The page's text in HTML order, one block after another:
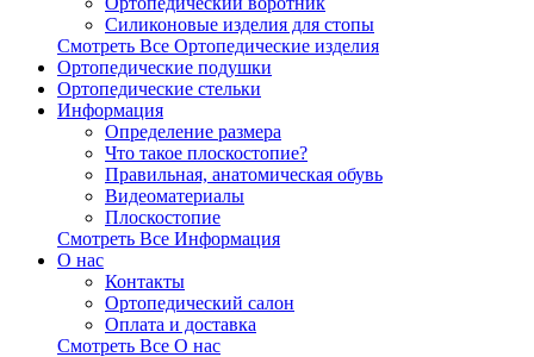
Силиконовые изделия для стопы
Смотреть Все Ортопедические изделия
Ортопедические подушки
Ортопедические стельки
Информация
Определение размера
Что такое плоскостопие?
Правильная, анатомическая обувь
Видеоматериалы
Плоскостопие
Смотреть Все Информация
О нас
Контакты
Ортопедический салон
Оплата и доставка
Смотреть Все О нас